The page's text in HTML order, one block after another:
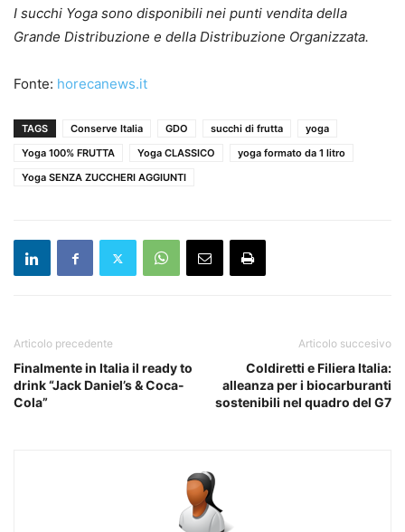
I succhi Yoga sono disponibili nei punti vendita della
Grande Distribuzione e della Distribuzione Organizzata.
Fonte: horecanews.it
TAGS Conserve Italia GDO succhi di frutta
yoga
Yoga 100% FRUTTA
Yoga CLASSICO
yoga formato da 1 litro
Yoga SENZA ZUCCHERI AGGIUNTI
Articolo precedente
Finalmente in Italia il ready to
drink “Jack Daniel’s & Coca-
Cola”
Articolo succesivo
Coldiretti e Filiera Italia:
alleanza per i biocarburanti
sostenibili nel quadro del G7